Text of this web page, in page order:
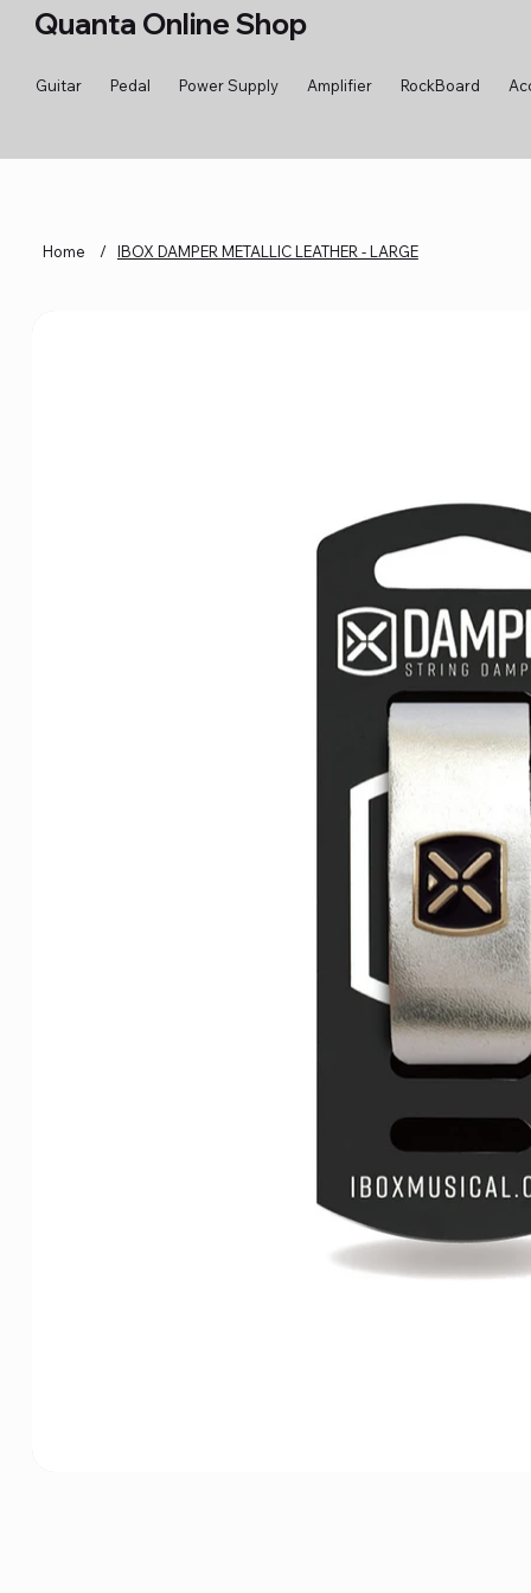
Quanta Online Shop
Guitar Pedal Power Supply Amplifier RockBoard
Home / IBOX DAMPER METALLIC LEATHER - LARGE